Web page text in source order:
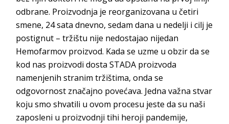
odbrane. Proizvodnja je reorganizovana u četiri
smene, 24 sata dnevno, sedam dana u nedelji i cilj je
postignut – tržištu nije nedostajao nijedan
Hemofarmov proizvod. Kada se uzme u obzir da se
kod nas proizvodi dosta STADA proizvoda
namenjenih stranim tržištima, onda se
odgovornost značajno povećava. Jedna važna stvar
koju smo shvatili u ovom procesu jeste da su naši
zaposleni u proizvodnji tihi heroji pandemije,